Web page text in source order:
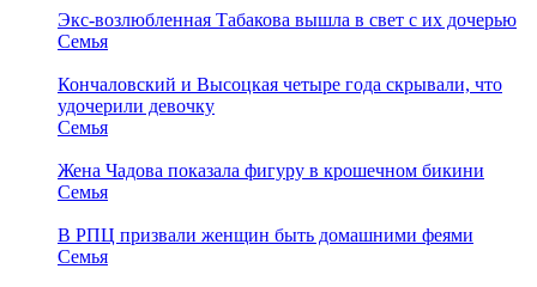
Экс-возлюбленная Табакова вышла в свет с их дочерью
Семья
Кончаловский и Высоцкая четыре года скрывали, что
удочерили девочку
Семья
Жена Чадова показала фигуру в крошечном бикини
Семья
В РПЦ призвали женщин быть домашними феями
Семья